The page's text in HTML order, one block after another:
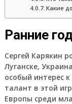
Какие
Ранние
Сергей Карякин
Луганске,
особый интерес
талант в этой
Европы среди